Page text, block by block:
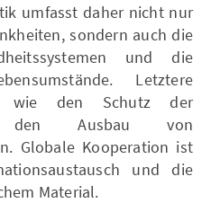
umfasst daher nicht nur
sondern auch die
und die
Letztere
wie den Schutz der
den Ausbau von
Globale Kooperation ist
und die
Material.